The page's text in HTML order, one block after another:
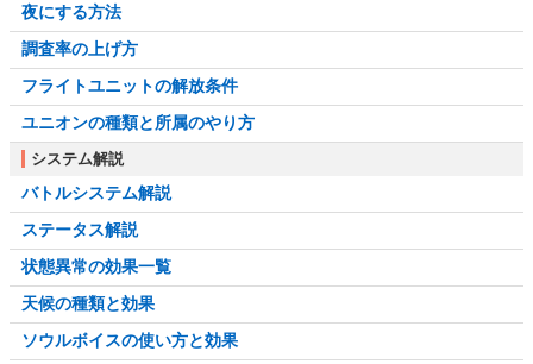
夜にする方法
調査率の上げ方
フライトユニットの解放条件
ユニオンの種類と所属のやり方
システム解説
バトルシステム解説
ステータス解説
状態異常の効果一覧
天候の種類と効果
ソウルボイスの使い方と効果